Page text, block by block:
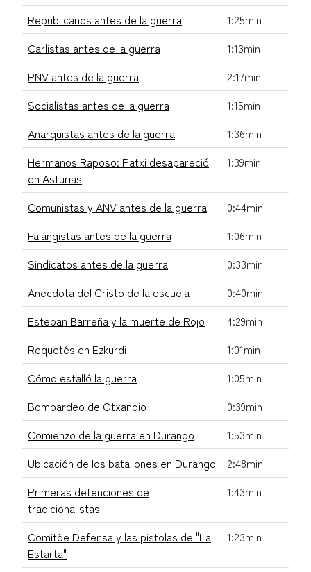
Republicanos antes de la guerra
1:25min
Carlistas antes de la guerra
1:13min
PNV antes de la guerra
2:17min
Socialistas antes de la guerra
1:15min
Anarquistas antes de la guerra
1:36min
Hermanos Raposo: Patxi desapareció
en Asturias
1:39min
Comunistas y ANV antes de la guerra
0:44min
Falangistas antes de la guerra
1:06min
Sindicatos antes de la guerra
0:33min
Anecdota del Cristo de la escuela
0:40min
Esteban Barreña y la muerte de Rojo
4:29min
Requetés en Ezkurdi
1:01min
Cómo estalló la guerra
1:05min
Bombardeo de Otxandio
0:39min
Comienzo de la guerra en Durango
1:53min
Ubicación de los batallones en Durango
2:48min
Primeras detenciones de
tradicionalistas
1:43min
Comit´de Defensa y las pistolas de "La
Estarta"
1:23min